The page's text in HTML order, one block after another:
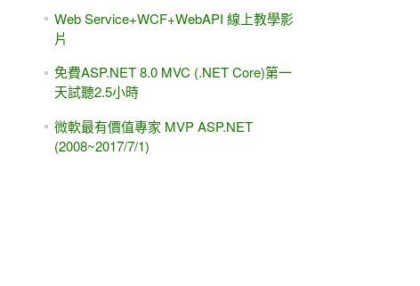
Web Service+WCF+WebAPI 線上教學影
片
免費ASP.NET 8.0 MVC (.NET Core)第一
天試聽2.5小時
微軟最有價值專家 MVP ASP.NET
(2008~2017/7/1)